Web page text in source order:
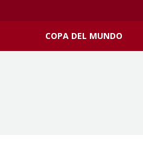
COPA DEL MUNDO